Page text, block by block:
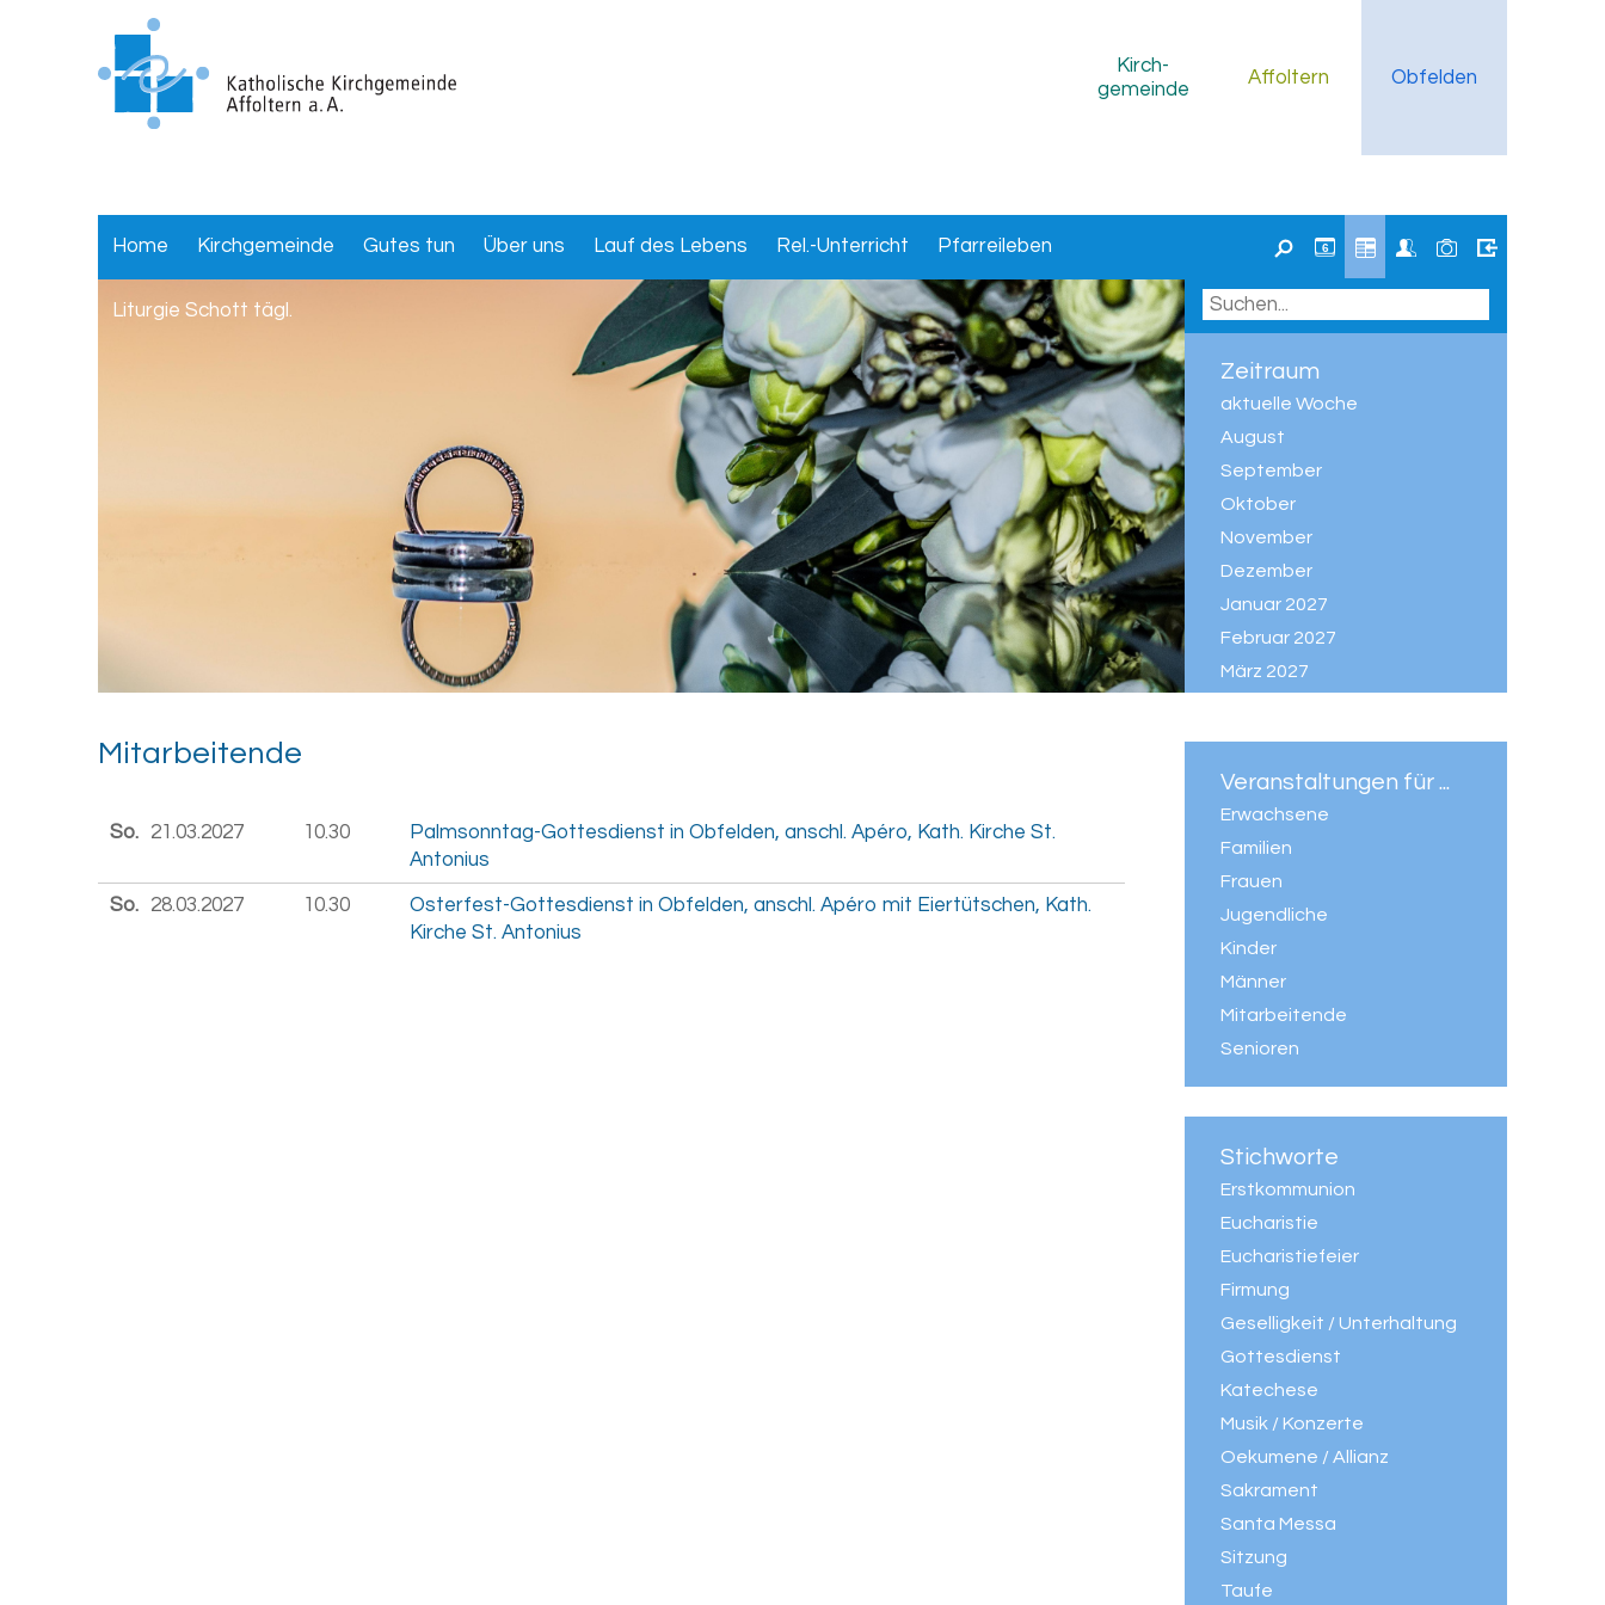
Kirch-
gemeinde
Affoltern Obfelden
6
Home Kirchgemeinde Gutes tun Über uns Lauf des Lebens Rel.-Unterricht Pfarreileben
Liturgie Schott tägl.
Zeitraum
aktuelle Woche
August
September
Oktober
November
Dezember
Januar 2027
Februar 2027
März 2027
Mai 2027
Juni 2027
Juli 2027
Veranstaltungen für ...
Erwachsene
Familien
Frauen
Jugendliche
Kinder
Männer
Mitarbeitende
Senioren
Stichworte
Erstkommunion
Eucharistie
Eucharistiefeier
Firmung
Geselligkeit / Unterhaltung
Gottesdienst
Katechese
Musik / Konzerte
Oekumene / Allianz
Sakrament
Santa Messa
Sitzung
Taufe
Mit­ar­bei­ten­de
So. 21.03.2027 10.30
Palmsonntag-Gottesdienst in Obfelden, anschl. Apéro, Kath. Kirche St.
Antonius
So. 28.03.2027 10.30
Osterfest-Gottesdienst in Obfelden, anschl. Apéro mit Eiertütschen, Kath.
Kirche St. Antonius